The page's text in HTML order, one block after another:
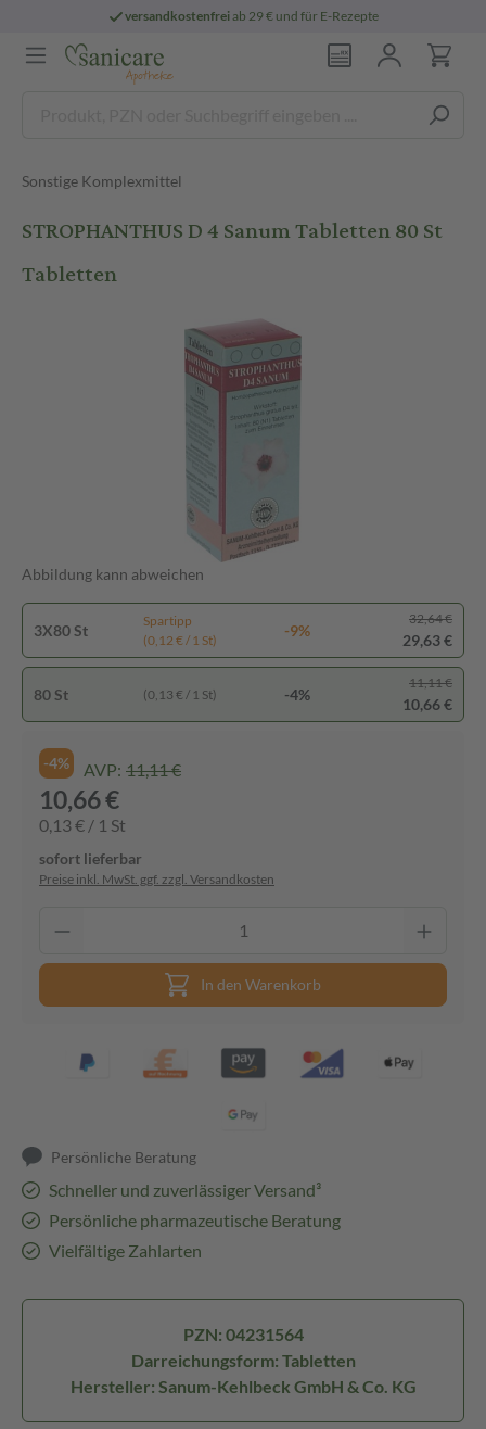
versandkostenfreiab 29 € und für E-Rezepte
Sonstige Komplexmittel
STROPHANTHUS D 4 Sanum Tabletten 80 St
Tabletten
Abbildung kann abweichen
3X80 St
Spartipp
(0,12 € / 1 St)
-9%
32,64 €
29,63 €
80 St (0,13 € / 1 St) -4%
11,11 €
10,66 €
-4% AVP: 11,11 €
10,66 €
0,13 € / 1 St
sofort lieferbar
Preise inkl. MwSt. ggf. zzgl. Versandkosten
In den Warenkorb
Persönliche Beratung
Schneller und zuverlässiger Versand³
Persönliche pharmazeutische Beratung
Vielfältige Zahlarten
PZN: 04231564
Darreichungsform: Tabletten
Hersteller: Sanum-Kehlbeck GmbH & Co. KG